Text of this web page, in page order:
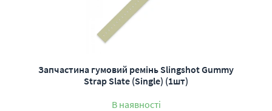
Запчастина гумовий ремінь Slingshot Gummy
Strap Slate (Single) (1шт)
В наявності